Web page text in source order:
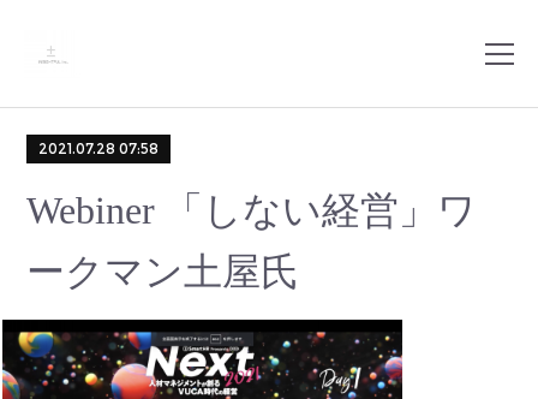
2021.07.28 07:58
Webiner 「しない経営」ワ
ークマン土屋氏